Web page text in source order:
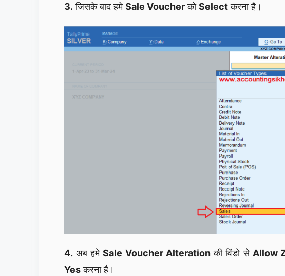
3. जिसके बाद हमेSale VoucherकोSelectकरना है।
4. अब हमेSale Voucher Alterationकी विंडो से Allow
Yesकरना है।